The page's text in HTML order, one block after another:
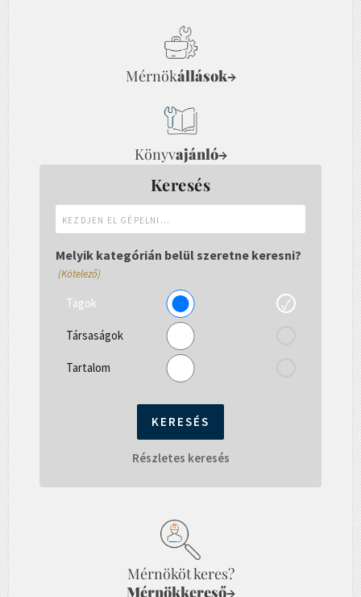
Mérnökállások→
Könyvajánló→
Keresés
el
gépelni...
Melyik kategórián belül szeretne keresni?
(Kötelező)
Tagok
Társaságok
Tartalom
Részletes keresés
Mérnököt keres?
Mérnökkereső→